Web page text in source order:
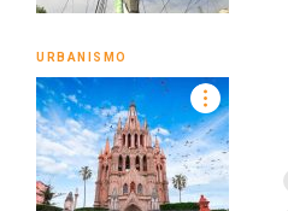
URBANISMO